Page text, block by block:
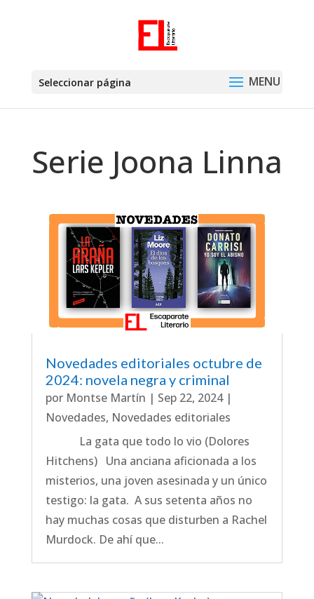
Seleccionar página
Serie Joona Linna
Novedades editoriales octubre de
2024: novela negra y criminal
por Montse Martín | Sep 22, 2024|
Novedades, Novedades editoriales
La gata que todo lo vio (Dolores
Hitchens) Una anciana aficionada a los
misterios, una joven asesinada y un único
testigo: la gata. A sus setenta años no
hay muchas cosas que disturben a Rachel
Murdock. De ahí que...